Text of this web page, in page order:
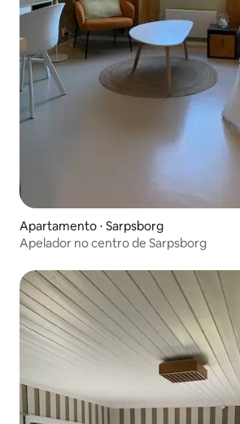
Apartamento ⋅ Sarpsborg
Apelador no centro de Sarpsborg